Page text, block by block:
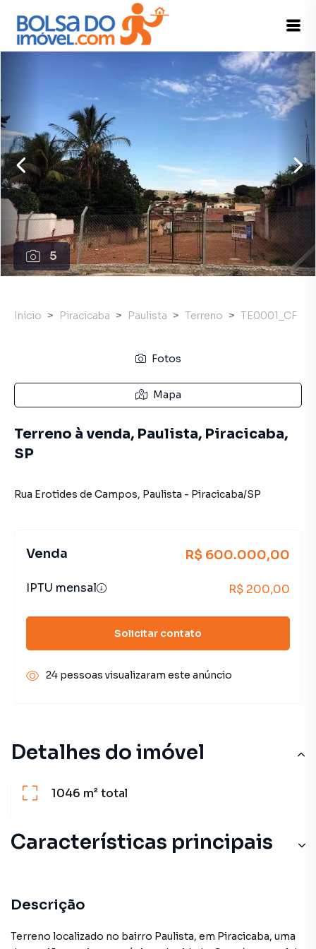
5
Detalhes do imóvel
1046 m²total
Características principais
Descrição
Terreno localizado no bairro Paulista, em Piracicaba, uma
Início Piracicaba Paulista Terreno TE0001_CF
Fotos
Mapa
Terreno à venda, Paulista, Piracicaba,
SP
Rua Erotides de Campos, Paulista - Piracicaba/SP
Venda R$ 600.000,00
IPTU mensal R$ 200,00
Solicitar contato
24 pessoas visualizaram este anúncio